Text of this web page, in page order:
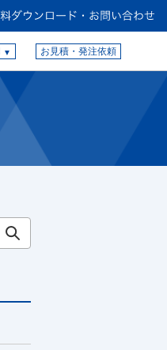
お見積・発注依頼